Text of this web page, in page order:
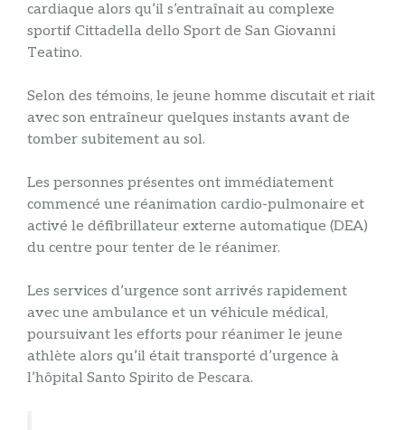
cardiaque alors qu’il s’entraînait au complexe
sportif Cittadella dello Sport de San Giovanni
Teatino.
Selon des témoins, le jeune homme discutait et riait
avec son entraîneur quelques instants avant de
tomber subitement au sol.
Les personnes présentes ont immédiatement
commencé une réanimation cardio-pulmonaire et
activé le défibrillateur externe automatique (DEA)
du centre pour tenter de le réanimer.
Les services d’urgence sont arrivés rapidement
avec une ambulance et un véhicule médical,
poursuivant les efforts pour réanimer le jeune
athlète alors qu’il était transporté d’urgence à
l’hôpital Santo Spirito de Pescara.